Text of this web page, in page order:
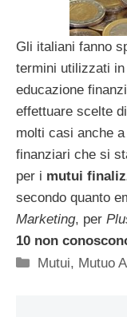
Gli italiani fanno
termini utilizzati
educazione
effettuare scelte
molti casi anche
finanziari che si
per i mutui
secondo quanto
Marketing, per
10 non
Categorie
Mutui, Mutuo